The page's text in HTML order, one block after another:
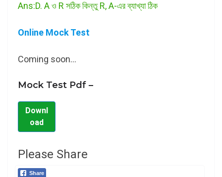
Ans:D. A ও R সঠিক কিন্তু R, A-এর ব্যাখ্যা ঠিক
Online Mock Test
Coming soon…
Mock Test Pdf –
Downl
oad
Please Share
Share